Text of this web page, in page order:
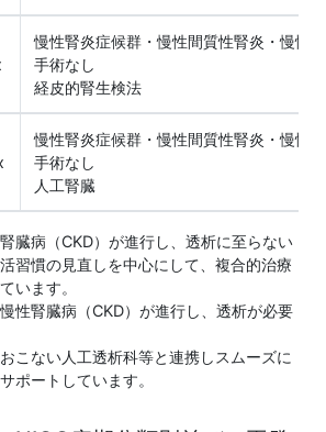
慢性腎炎症候群・慢性間質性腎炎・慢性
手術なし
経皮的腎生検法
慢性腎炎症候群・慢性間質性腎炎・慢性
手術なし
人工腎臓
臓病（CKD）が進行し、透析に至らない
習慣の見直しを中心にして、複合的治療
います。
性腎臓病（CKD）が進行し、透析が必要
こない人工透析科等と連携しスムーズに
ポートしています。